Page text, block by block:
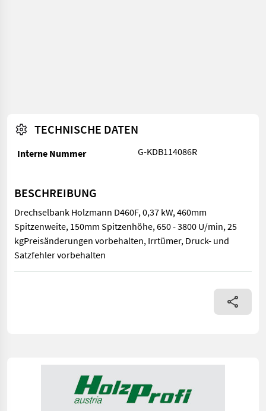
TECHNISCHE DATEN
Interne Nummer G-KDB114086R
BESCHREIBUNG
Drechselbank Holzmann D460F, 0,37 kW, 460mm
Spitzenweite, 150mm Spitzenhöhe, 650 - 3800 U/min, 25
kgPreisänderungen vorbehalten, Irrtümer, Druck- und
Satzfehler vorbehalten
Drechselbank Holzmann D460F, 0,37 kW, 460mm